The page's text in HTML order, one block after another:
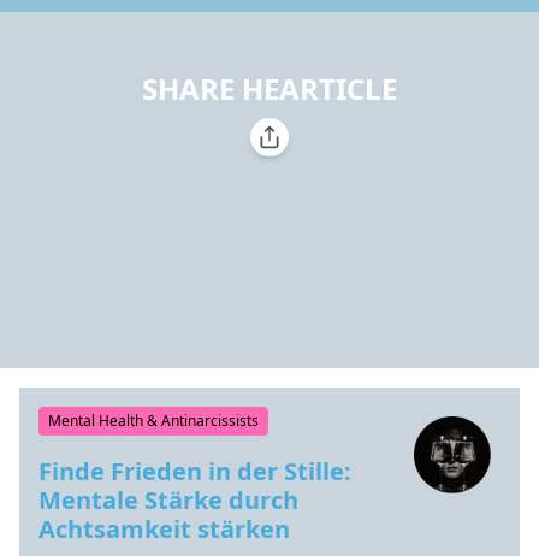
SHARE HEARTICLE
Mental Health & Antinarcissists
Finde Frieden in der Stille:
Mentale Stärke durch
Achtsamkeit stärken